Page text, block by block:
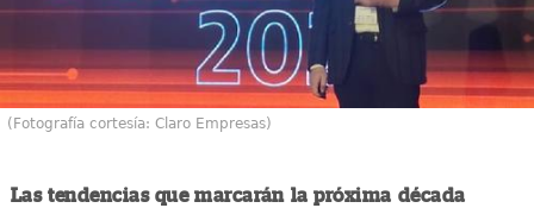
(Fotografía cortesía: Claro Empresas)
Las tendencias que marcarán la próxima década